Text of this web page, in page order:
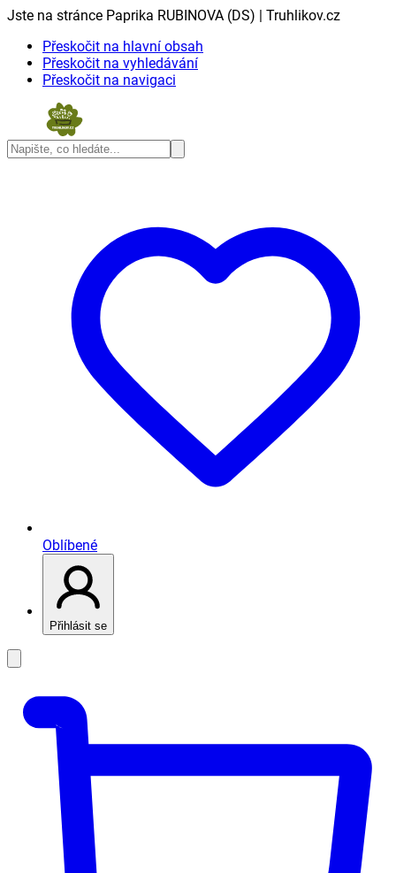
Jste na stránce Paprika RUBINOVA (DS) | Truhlikov.cz
Přeskočit na hlavní obsah
Přeskočit na vyhledávání
Přeskočit na navigaci
Oblíbené
Přihlásit se